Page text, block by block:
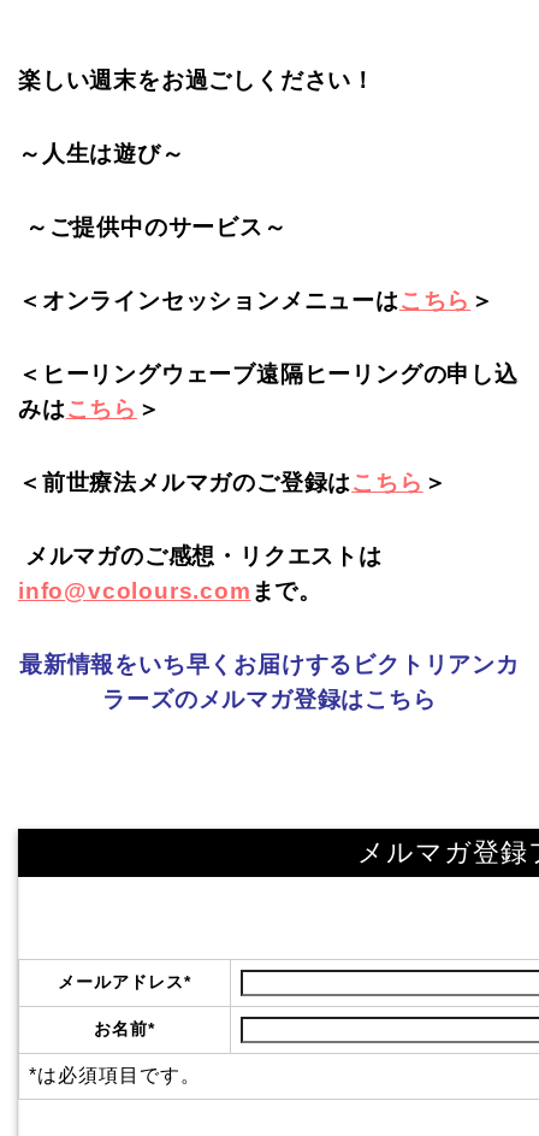
楽しい週末をお過ごしください！
～人生は遊び～
～ご提供中のサービス～
＜オンラインセッションメニューはこちら ＞
＜ヒーリングウェーブ遠隔ヒーリングの申し込
みはこちら ＞
＜前世療法メルマガのご登録はこちら ＞
メルマガのご感想・リクエストは
info@vcolours.com まで。
最新情報をいち早くお届けするビクトリアンカ
ラーズのメルマガ登録はこちら
メルマガ登録
メールアドレス*
お名前*
*は必須項目です。